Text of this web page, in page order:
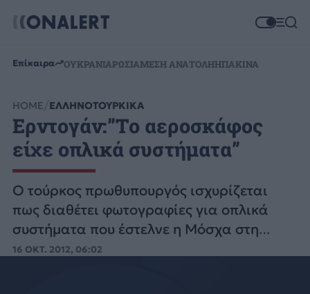
Επίκαιρα ΟΥΚΡΑΝΙΑΡΩΣΙΑΜΕΣΗ ΑΝΑΤΟΛΗΗΠΑΚΙΝΑ
HOME ΕΛΛΗΝΟΤΟΥΡΚΙΚΑ
Eρντογάν:”Tο αεροσκάφος
είχε οπλικά συστήματα”
O τούρκος πρωθυπουργός ισχυρίζεται
πως διαθέτει φωτογραφίες για οπλικά
συστήματα που έστελνε η Μόσχα στη
Δαμασκό με το αεροσκάφος της Συρίας
16 ΟΚΤ. 2012, 06:02